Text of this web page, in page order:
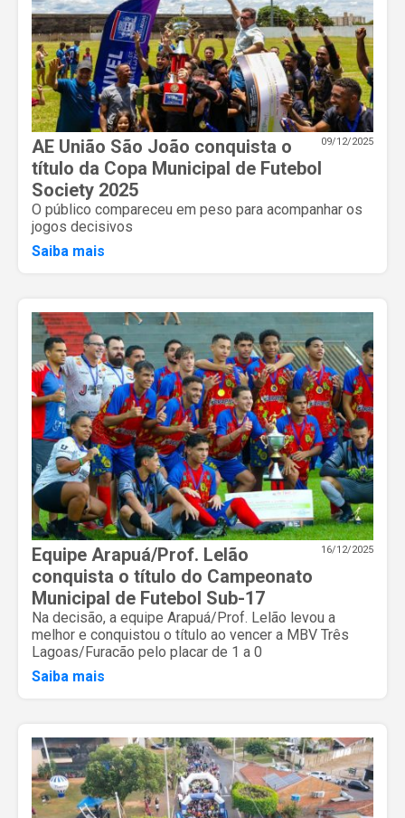
09/12/2025
AE União São João conquista o
título da Copa Municipal de Futebol
Society 2025
O público compareceu em peso para acompanhar os
jogos decisivos
Saiba mais
16/12/2025
Equipe Arapuá/Prof. Lelão
conquista o título do Campeonato
Municipal de Futebol Sub-17
Na decisão, a equipe Arapuá/Prof. Lelão levou a
melhor e conquistou o título ao vencer a MBV Três
Lagoas/Furacão pelo placar de 1 a 0
Saiba mais